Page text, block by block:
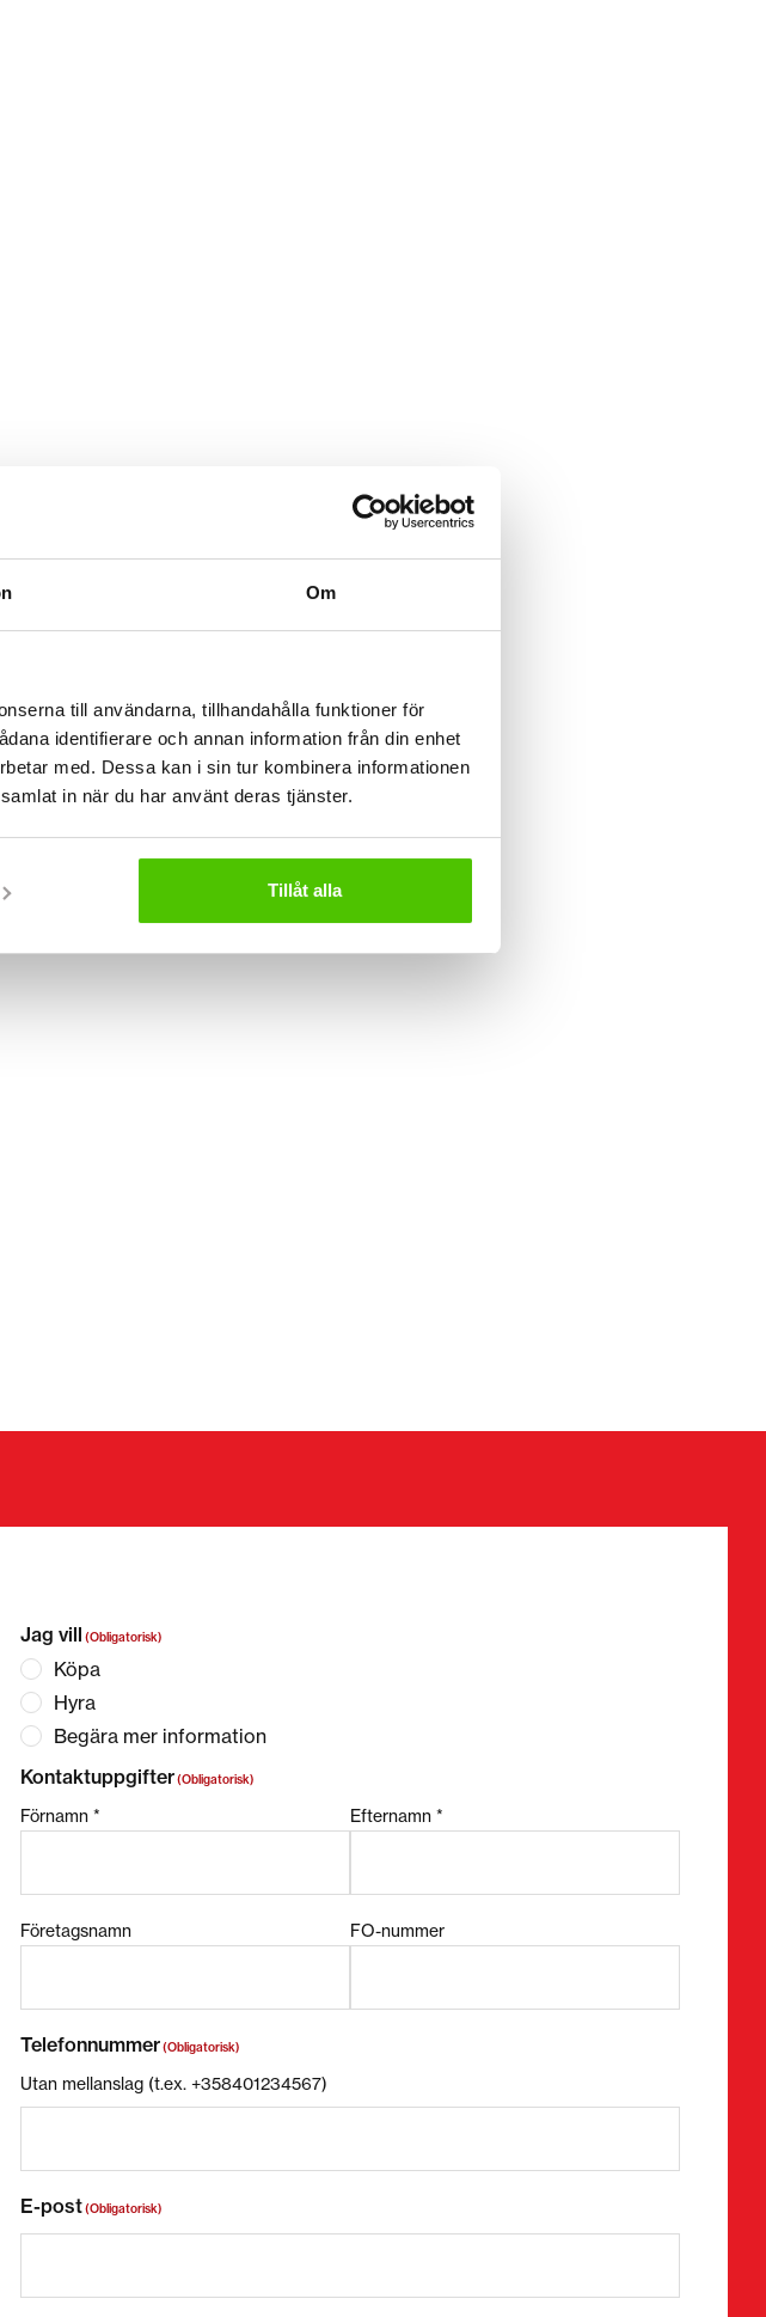
Om
till användarna, tillhandahålla funktioner för
identifierare och annan information från din enhet
med. Dessa kan i sin tur kombinera informationen
in när du har använt deras tjänster.
Tillåt alla
Jag vill (Obligatorisk)
Köpa
Hyra
Begära mer information
Kontaktuppgifter(Obligatorisk)
Förnamn * Efternamn *
Företagsnamn FO-nummer
Telefonnummer(Obligatorisk)
Utan mellanslag (t.ex. +358401234567)
E-post(Obligatorisk)